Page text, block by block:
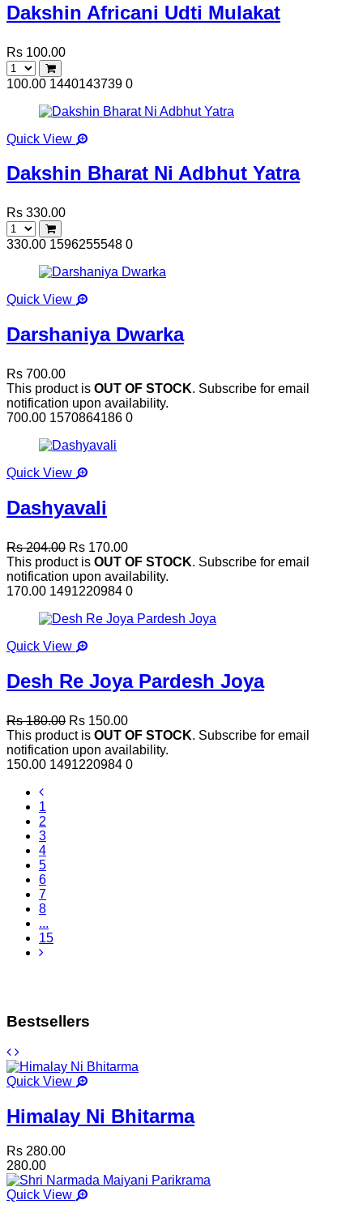
Dakshin Africani Udti Mulakat
Rs 100.00
100.00 1440143739 0
Quick View
Dakshin Bharat Ni Adbhut Yatra
Rs 330.00
330.00 1596255548 0
Quick View
Darshaniya Dwarka
Rs 700.00
This product is OUT OF STOCK. Subscribe for email
notification upon availability.
700.00 1570864186 0
Quick View
Dashyavali
Rs 204.00 Rs 170.00
This product is OUT OF STOCK. Subscribe for email
notification upon availability.
170.00 1491220984 0
Quick View
Desh Re Joya Pardesh Joya
Rs 180.00 Rs 150.00
This product is OUT OF STOCK. Subscribe for email
notification upon availability.
150.00 1491220984 0
1
2
3
4
5
6
7
8
...
15
Bestsellers
Quick View
Himalay Ni Bhitarma
Rs 280.00
280.00
Quick View